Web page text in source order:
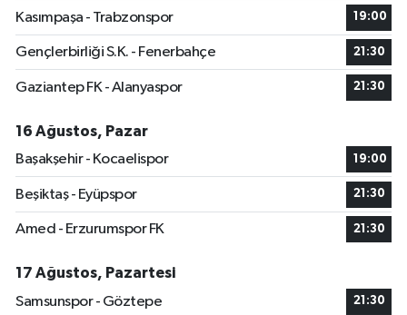
Kasımpaşa - Trabzonspor 19:00
Gençlerbirliği S.K. - Fenerbahçe 21:30
Gaziantep FK - Alanyaspor 21:30
16 Ağustos, Pazar
Başakşehir - Kocaelispor
19:00
Beşiktaş - Eyüpspor 21:30
Amed - Erzurumspor FK 21:30
17 Ağustos, Pazartesi
Samsunspor - Göztepe
21:30